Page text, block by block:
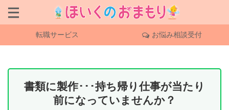
転職サービス お悩み相談受付
書類に製作･･･持ち帰り仕事が当たり
前になっていませんか？